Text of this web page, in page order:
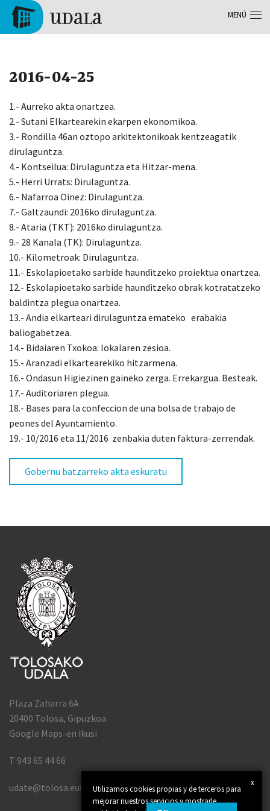
Pasar al contenido principal
2016-04-25
1.- Aurreko akta onartzea.
2.- Sutani Elkartearekin ekarpen ekonomikoa.
3.- Rondilla 46an oztopo arkitektonikoak kentzeagatik
dirulaguntza.
4.- Kontseilua: Dirulaguntza eta Hitzar-mena.
5.- Herri Urrats: Dirulaguntza.
6.- Nafarroa Oinez: Dirulaguntza.
7.- Galtzaundi: 2016ko dirulaguntza.
8.- Ataria (TKT): 2016ko dirulaguntza.
9.- 28 Kanala (TK): Dirulaguntza.
10.- Kilometroak: Dirulaguntza.
11.- Eskolapioetako sarbide haunditzeko proiektua onartzea.
12.- Eskolapioetako sarbide haunditzeko obrak kotratatzeko
baldintza plegua onartzea.
13.- Andia elkarteari dirulaguntza emateko erabakia
baliogabetzea.
14.- Bidaiaren Txokoa: lokalaren zesioa.
15.- Aranzadi elkartearekiko hitzarmena.
16.- Ondasun Higiezinen gaineko zerga. Errekargua. Besteak.
17.- Auditoriaren plegua.
18.- Bases para la confeccion de una bolsa de trabajo de
peones del Ayuntamiento.
19.- 10/2016 eta 11/2016 zenbakia duten faktura-zerrendak.
Gobernu batzarreko akta eskuratu
x
Utilizamos cookies propias y de terceros para
mejorar nuestros servicios y mostrarle
Plaza Zaharra 6A
20400 Tolosa, Gipuzkoa
Google Maps-en ikusi
T 943 65 44 66
udate@tolosa.eus
MENÚ